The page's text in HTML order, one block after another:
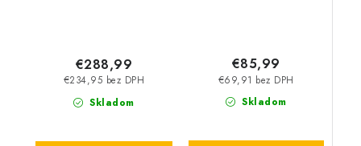
Skladom
€234,95 bez DPH
€288,99
Skladom
€69,91 bez DPH
€85,99